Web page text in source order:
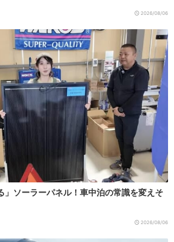
2026/08/06
」ソーラーパネル！車中泊の常識を変えそ
2026/08/06